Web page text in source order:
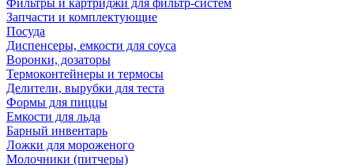
Фильтры и картриджи для фильтр-систем
Запчасти и комплектующие
Посуда
Диспенсеры, емкости для соуса
Воронки, дозаторы
Термоконтейнеры и термосы
Делители, вырубки для теста
Формы для пиццы
Емкости для льда
Барный инвентарь
Ложки для мороженого
Молочники (питчеры)